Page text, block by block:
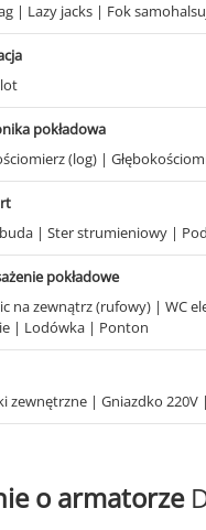
| Lazy jacks | Fok
pokładowa
(log) |
| Ster strumieniowy |
pokładowe
na zewnątrz (rufowy) | WC
| Lodówka | Ponton
zewnętrzne | Gniazdko 220V |
o armatorze